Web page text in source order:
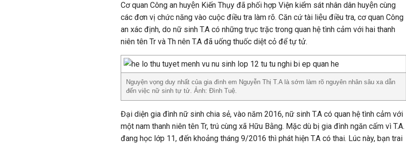
Cơ quan Công an huyện Kiến Thụy đã phối hợp Viện kiểm sát nhân dân huyện cùng
các đơn vị chức năng vào cuộc điều tra làm rõ. Căn cứ tài liệu điều tra, cơ quan Công
an xác định, do nữ sinh T.A có những trục trặc trong quan hệ tình cảm với hai thanh
niên tên Tr và Th nên T.A đã uống thuốc diệt cỏ để tự tử.
Nguyện vọng duy nhất của gia đình em Nguyễn Thị T.A là sớm làm rõ nguyên nhân sâu xa dẫn
đến việc nữ sinh tự tử. Ảnh: Đình Tuệ.
Đại diện gia đình nữ sinh chia sẻ, vào năm 2016, nữ sinh T.A có quan hệ tình cảm với
một nam thanh niên tên Tr, trú cùng xã Hữu Bằng. Mặc dù bị gia đình ngăn cấm vì T.A.
đang học lớp 11, đến khoảng tháng 9/2016 thì phát hiện T.A có thai. Lúc này, bạn trai